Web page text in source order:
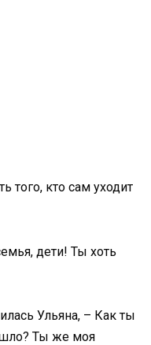
того, кто сам уходит
дети! Ты хоть
Ульяна, – Как ты
Ты же моя